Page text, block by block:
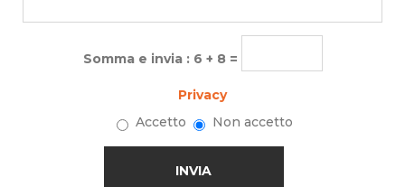
Somma e invia : 6 + 8 =
Privacy
Accetto
Non accetto